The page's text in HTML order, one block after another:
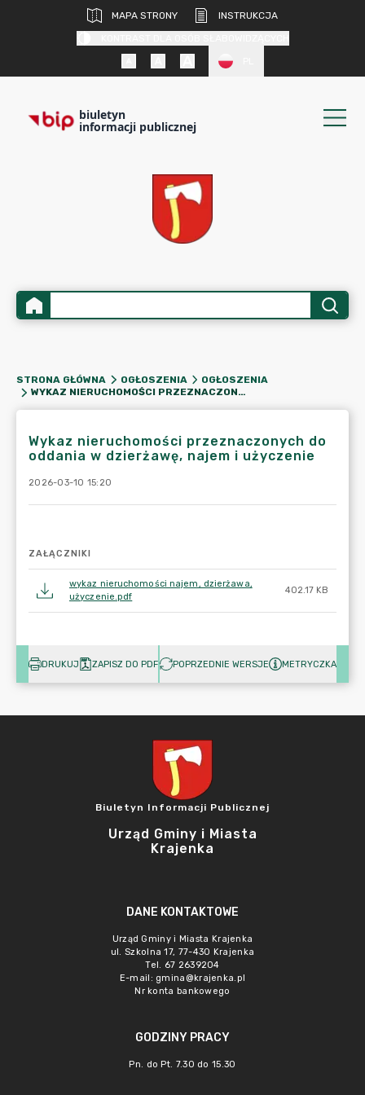
MAPA STRONY
INSTRUKCJA
biuletyn
informacji publicznej
STRONA GŁÓWNA OGŁOSZENIA
OGŁOSZENIA
WYKAZ NIERUCHOMOŚCI PRZEZNACZONYCH DO ODDANIA W DZIERŻAWĘ, NAJEM I UŻYCZENIE
Wykaz nieruchomości przeznaczonych do
oddania w dzierżawę, najem i użyczenie
2026-03-10 15:20
ZAŁĄCZNIKI
wykaz nieruchomości najem, dzierżawa,
użyczenie.pdf
402.17 KB
DRUKUJ ZAPISZ DO PDF POPRZEDNIE WERSJE METRYCZKA
Biuletyn Informacji Publicznej
Urząd Gminy i Miasta
Krajenka
DANE KONTAKTOWE
Urząd Gminy i Miasta Krajenka
ul. Szkolna 17, 77-430 Krajenka
Tel. 67 2639204
E-mail: gmina@krajenka.pl
Nr konta bankowego
GODZINY PRACY
Pn. do Pt. 7.30 do 15.30